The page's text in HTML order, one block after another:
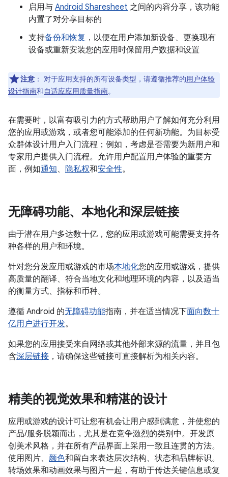
启用与 Android Sharesheet 之间的内容分享，该功能
内置了对分享目标的
支持备份和恢复 ，以便在用户添加新设备、更换现有
设备或重新安装您的应用时保留用户数据和设置
注意 ： 对于应用支持的所有设备类型，请遵循推荐的用户体验
设计指南和自适应应用质量指南。
在需要时，以富有吸引力的方式帮助用户了解如何充分利用
您的应用或游戏，或者您可能添加的任何新功能。为目标受
众群体设计用户入门流程；例如，考虑是否需要为新用户和
专家用户提供入门流程。允许用户配置用户体验的重要方
面，例如通知、 隐私权和安全性。
无障碍功能、本地化和深层链接
由于潜在用户多达数十亿，您的应用或游戏可能需要支持各
种各样的用户和环境。
针对您分发应用或游戏的市场本地化您的应用或游戏，提供
高质量的翻译、符合当地文化和地理环境的内容，以及适当
的衡量方式、指标和币种。
遵循 Android 的无障碍功能指南，并在适当情况下面向数十
亿用户进行开发。
如果您的应用接受来自网络或其他外部来源的流量，并且包
含深层链接 ，请确保这些链接可直接解析为相关内容。
精美的视觉效果和精湛的设计
应用或游戏的设计可让您有机会让用户感到满意，并使您的
产品/服务脱颖而出，尤其是在竞争激烈的类别中。开发原
创美术风格，并在所有产品界面上采用一致且连贯的方法。
使用图片、 颜色和留白来表达层次结构、状态和品牌标识。
转场效果和动画效果与图片一起，有助于传达关键信息或复